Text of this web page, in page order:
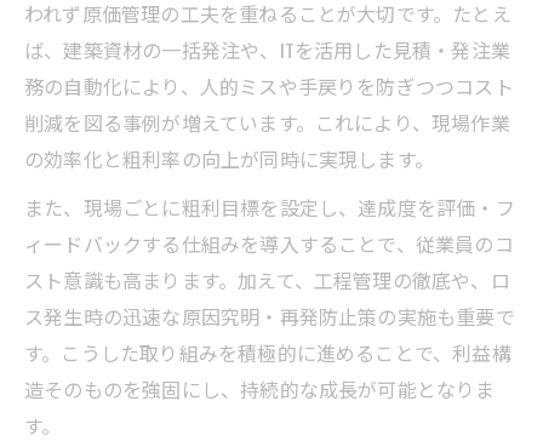
われず原価管理の工夫を重ねることが大切です。たとえ
ば、建築資材の一括発注や、ITを活用した見積・発注業
務の自動化により、人的ミスや手戻りを防ぎつつコスト
削減を図る事例が増えています。これにより、現場作業
の効率化と粗利率の向上が同時に実現します。
また、現場ごとに粗利目標を設定し、達成度を評価・フ
ィードバックする仕組みを導入することで、従業員のコ
スト意識も高まります。加えて、工程管理の徹底や、ロ
ス発生時の迅速な原因究明・再発防止策の実施も重要で
す。こうした取り組みを積極的に進めることで、利益構
造そのものを強固にし、持続的な成長が可能となりま
す。